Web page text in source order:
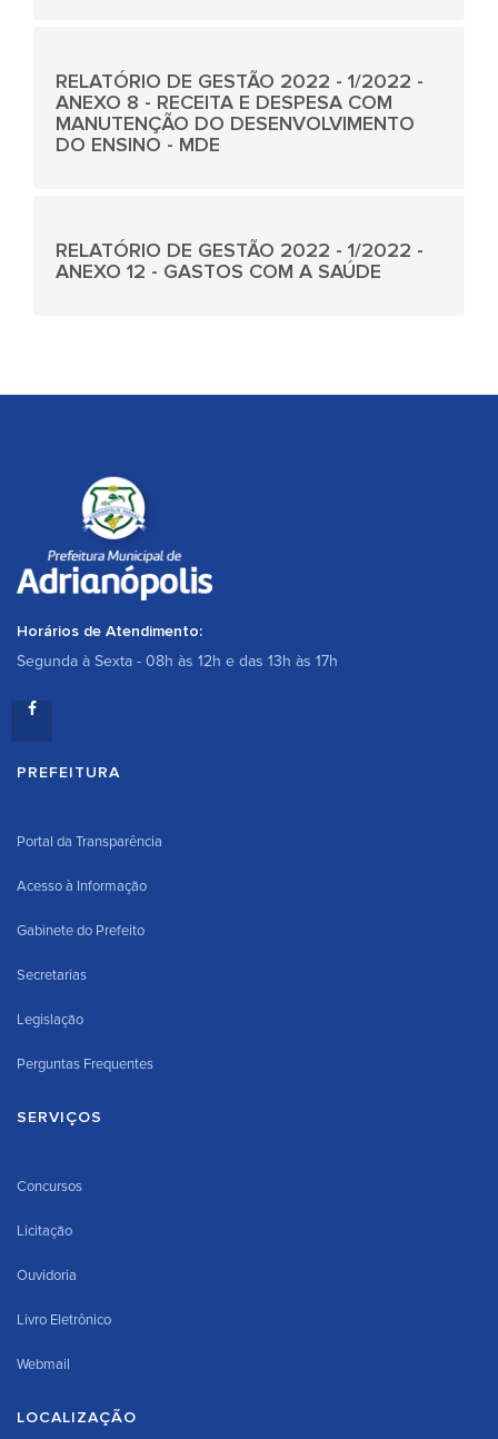
RELATÓRIO DE GESTÃO 2022 - 1/2022 -
ANEXO 8 - RECEITA E DESPESA COM
MANUTENÇÃO DO DESENVOLVIMENTO
DO ENSINO - MDE
RELATÓRIO DE GESTÃO 2022 - 1/2022 -
ANEXO 12 - GASTOS COM A SAÚDE
Horários de Atendimento:
Segunda à Sexta - 08h às 12h e das 13h às 17h
PREFEITURA
Portal da Transparência
Acesso à Informação
Gabinete do Prefeito
Secretarias
Legislação
Perguntas Frequentes
SERVIÇOS
Concursos
Licitação
Ouvidoria
Livro Eletrônico
Webmail
LOCALIZAÇÃO